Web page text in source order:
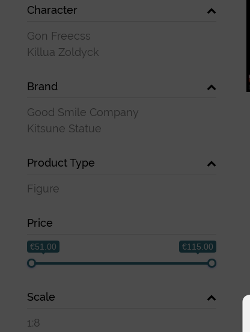
Character
Gon Freecss
Killua Zoldyck
Brand
Good Smile Company
Kitsune Statue
Product Type
Figure
Price
€51.00 €115.00
Scale
1:8